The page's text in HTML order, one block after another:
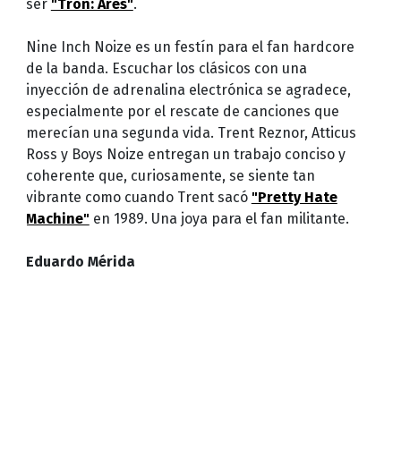
ser "Tron: Ares".
Nine Inch Noize es un festín para el fan hardcore
de la banda. Escuchar los clásicos con una
inyección de adrenalina electrónica se agradece,
especialmente por el rescate de canciones que
merecían una segunda vida. Trent Reznor, Atticus
Ross y Boys Noize entregan un trabajo conciso y
coherente que, curiosamente, se siente tan
vibrante como cuando Trent sacó "Pretty Hate
Machine"en 1989. Una joya para el fan militante.
Eduardo Mérida